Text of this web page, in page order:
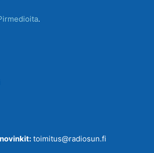
.
toimitus@radiosun.fi